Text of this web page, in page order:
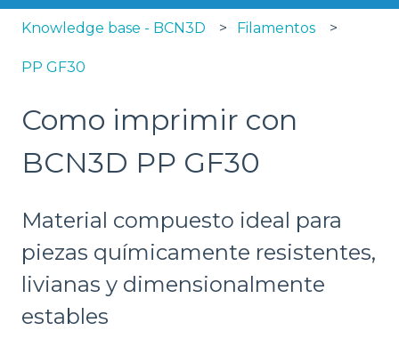
Knowledge base - BCN3D Filamentos
PP GF30
Como imprimir con
BCN3D PP GF30
Material compuesto ideal para
piezas químicamente resistentes,
livianas y dimensionalmente
estables